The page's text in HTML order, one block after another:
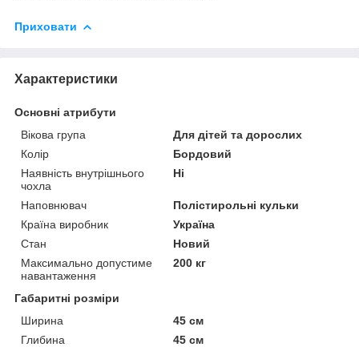
Приховати
Характеристики
Основні атрибути
Вікова група
Для дітей та дорослих
Колір
Бордовий
Наявність внутрішнього
чохла
Ні
Наповнювач
Полістирольні кульки
Країна виробник
Україна
Стан
Новий
Максимально допустиме
навантаження
200 кг
Габаритні розміри
Ширина
45 см
Глибина
45 см